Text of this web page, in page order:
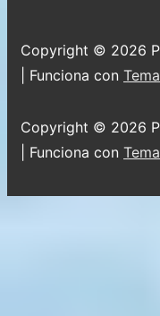
página
pie
de
página
Copyright © 2026
| Funciona con
Copyright © 2026
| Funciona con